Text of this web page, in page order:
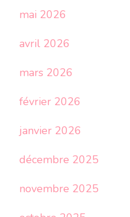
mai 2026
avril 2026
mars 2026
février 2026
janvier 2026
décembre 2025
novembre 2025